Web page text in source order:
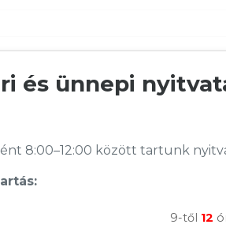
és ünnepi
8:00–12:00 között tartunk
9-től 12